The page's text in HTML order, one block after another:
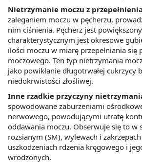
Nietrzymanie moczu z przepełnienia
zaleganiem moczu w pęcherzu,
nim ciśnienia. Pęcherz jest
charakterystycznym jest okresowe
ilości moczu w miarę przepełniania się
moczowego. Ten typ nietrzymania
jako powikłanie długotrwałej cukrzycy
niedokrwistości złośliwej.
Inne rzadkie przyczyny
spowodowane zaburzeniami
nerwowego, powodującymi utratę
oddawania moczu. Obserwuje się to w
rozsianym (SM), wylewach i
uszkodzeniach rdzenia kręgowego i
wrodzonych.